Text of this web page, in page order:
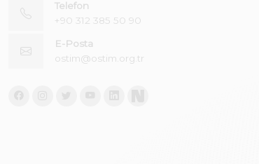
Telefon
+90 312 385 50 90
E-Posta
ostim@ostim.org.tr